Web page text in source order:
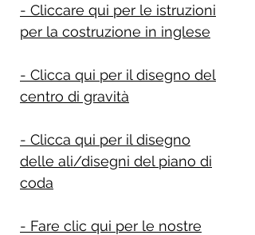
- Cliccare qui per le istruzioni
per la costruzione in inglese
- Clicca qui per il disegno del
centro di gravità
- Clicca qui per il disegno
delle ali/disegni del piano di
coda
- Fare clic qui per le nostre